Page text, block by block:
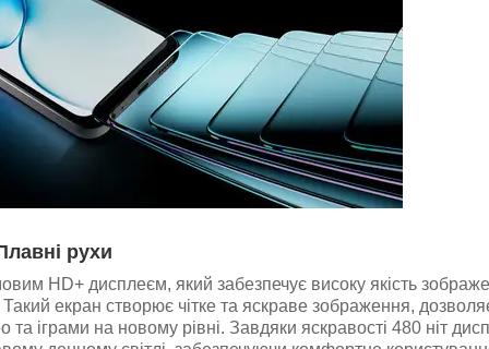
рухи
HD+ дисплеєм, який забезпечує високу якість
Такий екран створює чітке та яскраве зображення,
іграми на новому рівні. Завдяки яскравості 480 ніт